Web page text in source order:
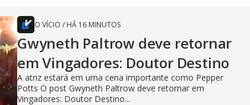
O VÍCIO / HÁ 16 MINUTOS
Gwyneth Paltrow deve retornar
em Vingadores: Doutor Destino
A atriz estará em uma cena importante como Pepper
Potts O post Gwyneth Paltrow deve retornar em
Vingadores: Doutor Destino...